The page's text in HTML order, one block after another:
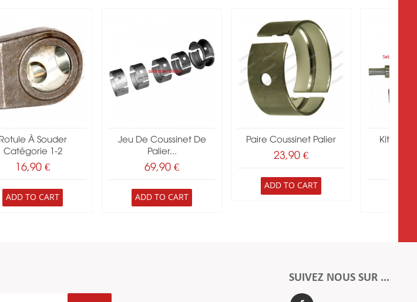
Rotule À Souder
Catégorie 1-2
16,90 €
ADD TO CART
Jeu De Coussinet De
Palier...
69,90 €
ADD TO CART
Paire Coussinet Palier
23,90 €
ADD TO CART
Kit
SUIVEZ NOUS SUR ...